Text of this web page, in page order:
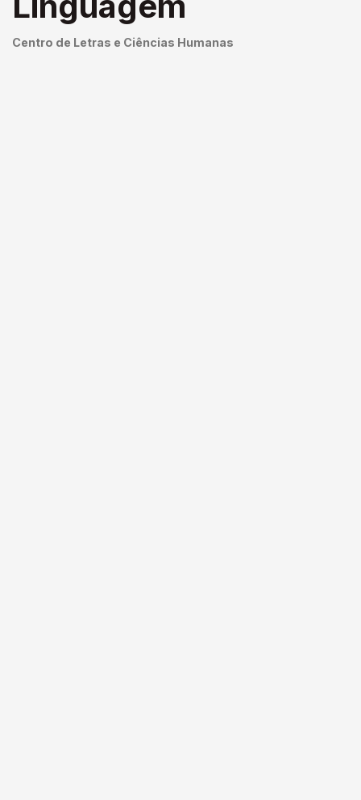
Centro de Letras e Ciências Humanas